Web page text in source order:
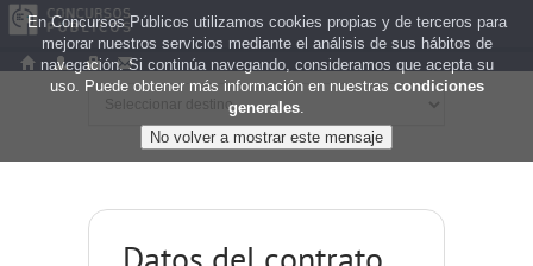
En Concursos Públicos utilizamos cookies propias y de terceros para
mejorar nuestros servicios mediante el análisis de sus hábitos de
navegación. Si continúa navegando, consideramos que acepta su
uso. Puede obtener más información en nuestras condiciones
generales.